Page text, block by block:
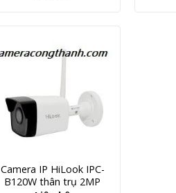
Camera IP HiLook IPC-
B120W thân trụ 2MP